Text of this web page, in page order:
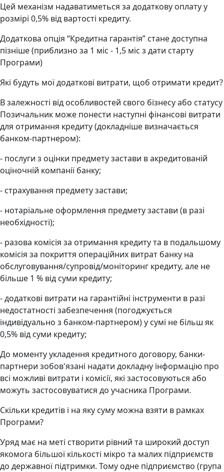
Цей механізм надаватиметься за додаткову оплату у
розмірі 0,5% від вартості кредиту.
Додаткова опція “Кредитна гарантія” стане доступна
пізніше (приблизно за 1 міс - 1,5 міс з дати старту
Програми)
Які будуть мої додаткові витрати, щоб отримати кредит?
В залежності від особливостей свого бізнесу або статусу
Позичальник може понести наступні фінансові витрати
для отримання кредиту (докладніше визначається
банком-партнером):
- послуги з оцінки предмету застави в акредитованій
оціночній компанії банку;
- страхування предмету застави;
- нотаріальне оформлення предмету застави (в разі
необхідності);
- разова комісія за отримання кредиту та в подальшому
комісія за покриття операційних витрат банку на
обслуговування/супровід/моніторинг кредиту, але не
більше 1 % від суми кредиту;
- додаткові витрати на гарантійні інструменти в разі
недостатності забезпечення (погоджується
індивідуально з банком-партнером) у сумі не більш як
0,5% від суми кредиту;
До моменту укладення кредитного договору, банки-
партнери зобов'язані надати докладну інформацію про
всі можливі витрати і комісії, які застосовуються або
можуть застосовуватися до учасника Програми.
Скільки кредитів і на яку суму можна взяти в рамках
Програми?
Уряд має на меті створити рівний та широкий доступ
якомога більшої кількості мікро та малих підприємств
до державної підтримки. Тому одне підприємство (група